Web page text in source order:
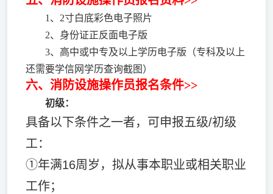
1、2寸白底彩色电子照片
2、身份证正反面电子版
3、高中或中专及以上学历电子版（专科及以上
还需要学信网学历查询截图）
六、消防设施操作员报名条件>>
初级：
具备以下条件之一者，可申报五级/初级
工：
①年满16周岁，拟从事本职业或相关职业
工作；